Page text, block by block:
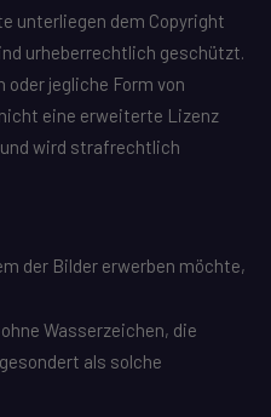
unterliegen dem Copyright
urheberrechtlich geschützt.
oder jegliche Form von
eine erweiterte Lizenz
wird strafrechtlich
der Bilder erwerben möchte,
Wasserzeichen, die
als solche